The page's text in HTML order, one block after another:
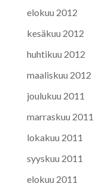
elokuu 2012
kesäkuu 2012
huhtikuu 2012
maaliskuu 2012
joulukuu 2011
marraskuu 2011
lokakuu 2011
syyskuu 2011
elokuu 2011